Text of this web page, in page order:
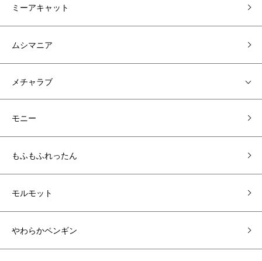
ミーアキャット
ムシマニア
メチャラブ
モニー
もふもふれったん
モルモット
やわらかペンギン